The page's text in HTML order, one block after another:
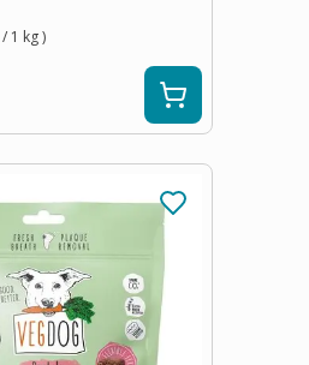
/ 1 kg)